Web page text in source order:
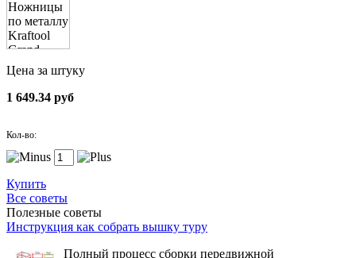
Цена за штуку
1 649.34 руб
Кол-во:
Купить
Все советы
Полезные советы
Инструкция как собрать вышку туру
Полный процесс сборки передвижной